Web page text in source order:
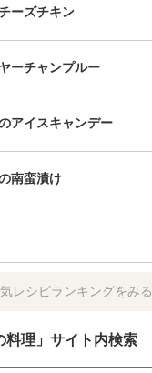
ーズチキン
ーチャンプルー
アイスキャンデー
南蛮漬け
レシピランキングをみる
料理」サイト内検索